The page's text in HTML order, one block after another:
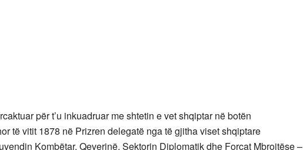
për t’u inkuadruar me shtetin e vet shqiptar në botën
të vitit 1878 në Prizren delegatë nga të gjitha viset shqiptare
Kombëtar, Qeverinë, Sektorin Diplomatik dhe Forcat Mbrojtëse –